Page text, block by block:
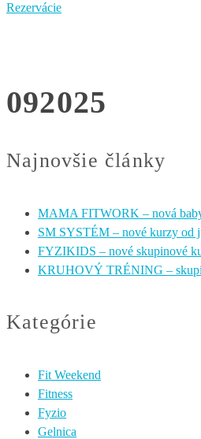
Rezervácie
092025
Najnovšie články
MAMA FITWORK – nová
SM SYSTÉM – nové kurzy od
FYZIKIDS – nové skupinové
KRUHOVÝ TRÉNING –
Kategórie
Fit Weekend
Fitness
Fyzio
Gelnica